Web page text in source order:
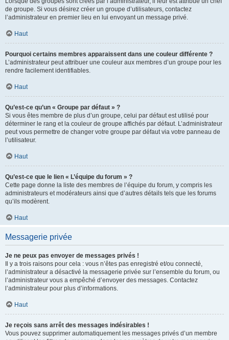
de groupe. Si vous désirez créer un groupe d’utilisateurs, contactez
l’administrateur en premier lieu en lui envoyant un message privé.
Haut
Pourquoi certains membres apparaissent dans une couleur différente ?
L’administrateur peut attribuer une couleur aux membres d’un groupe pour les
rendre facilement identifiables.
Haut
Qu’est-ce qu’un « Groupe par défaut » ?
Si vous êtes membre de plus d’un groupe, celui par défaut est utilisé pour
déterminer le rang et la couleur de groupe affichés par défaut. L’administrateur
peut vous permettre de changer votre groupe par défaut via votre panneau de
l’utilisateur.
Haut
Qu’est-ce que le lien « L’équipe du forum » ?
Cette page donne la liste des membres de l’équipe du forum, y compris les
administrateurs et modérateurs ainsi que d’autres détails tels que les forums
qu’ils modèrent.
Haut
Messagerie privée
Je ne peux pas envoyer de messages privés !
Il y a trois raisons pour cela : vous n’êtes pas enregistré et/ou connecté,
l’administrateur a désactivé la messagerie privée sur l’ensemble du forum, ou
l’administrateur vous a empêché d’envoyer des messages. Contactez
l’administrateur pour plus d’informations.
Haut
Je reçois sans arrêt des messages indésirables !
Vous pouvez supprimer automatiquement les messages privés d’un membre